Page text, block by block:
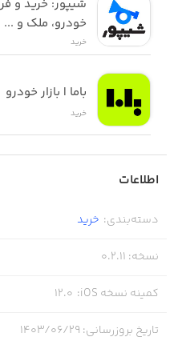
خودرو، ملک و ...
خرید
باما | بازار خودرو
خرید
اطلاعات
دسته‌بندی: خرید
نسخه:
0.2.11
کمینه نسخه iOS :
12.0
تاریخ بروزرسانی: ۱۴۰۳/۰۶/۲۹